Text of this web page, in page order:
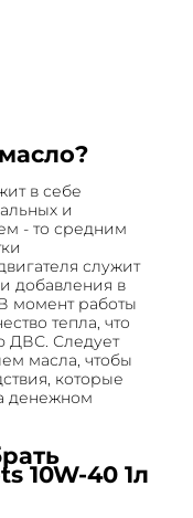
в себе
и
- то средним
служит
добавления в
момент работы
тепла, что
ДВС. Следует
масла, чтобы
которые
денежном
10W-40 1л